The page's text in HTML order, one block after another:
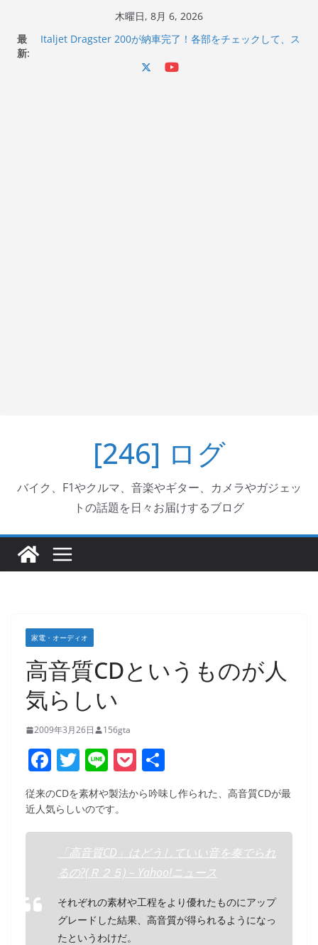
木曜日, 8月 6, 2026
最
新:
コーナリングが楽しくなった
マホホルダー付けて、ガラスコーティング行って来た
[246] ログ
バイク、F1やクルマ、音楽やギター、カメラやガジェッ
トの話題を日々お届けするブログ
家電・オーディオ
高音質CDというものが人
気らしい
2009年3月26日 156gta
F
a
c
e
b
o
o
k
T
w
itt
er
Li
n
e
P
o
ck
et
有
従来のCDを素材や製法から吟味し作られた、高音質CDが最
近人気らしいのです。
「高音質CD」はどうしていい音を奏でられ
るの?(Ｒ２５) – Yahoo!ニュース
それぞれの素材や工程をより優れたものにアップ
グレードした結果、高音質が得られるようになっ
たというわけだ。